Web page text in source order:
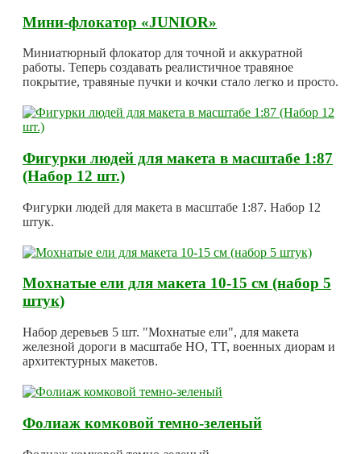
Мини-флокатор «JUNIOR»
Миниатюрный флокатор для точной и аккуратной
работы. Теперь создавать реалистичное травяное
покрытие, травяные пучки и кочки стало легко и просто.
Фигурки людей для макета в масштабе 1:87
(Набор 12 шт.)
Фигурки людей для макета в масштабе 1:87. Набор 12
штук.
Мохнатые ели для макета 10-15 см (набор 5
штук)
Набор деревьев 5 шт. "Мохнатые ели", для макета
железной дороги в масштабе HO, TT, военных диорам и
архитектурных макетов.
Фолиаж комковой темно-зеленый